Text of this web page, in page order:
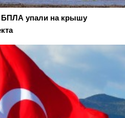
БПЛА упали на крышу